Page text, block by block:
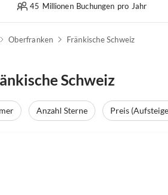
45 Millionen Buchungen pro Jahr
Oberfranken Fränkische Schweiz
Schweiz
Anzahl Sterne Preis